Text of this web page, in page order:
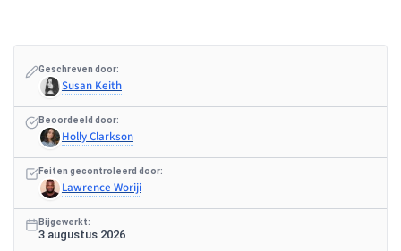
Geschreven door:
Susan Keith
Beoordeeld door:
Holly Clarkson
Feiten gecontroleerd door:
Lawrence Woriji
Bijgewerkt:
3 augustus 2026